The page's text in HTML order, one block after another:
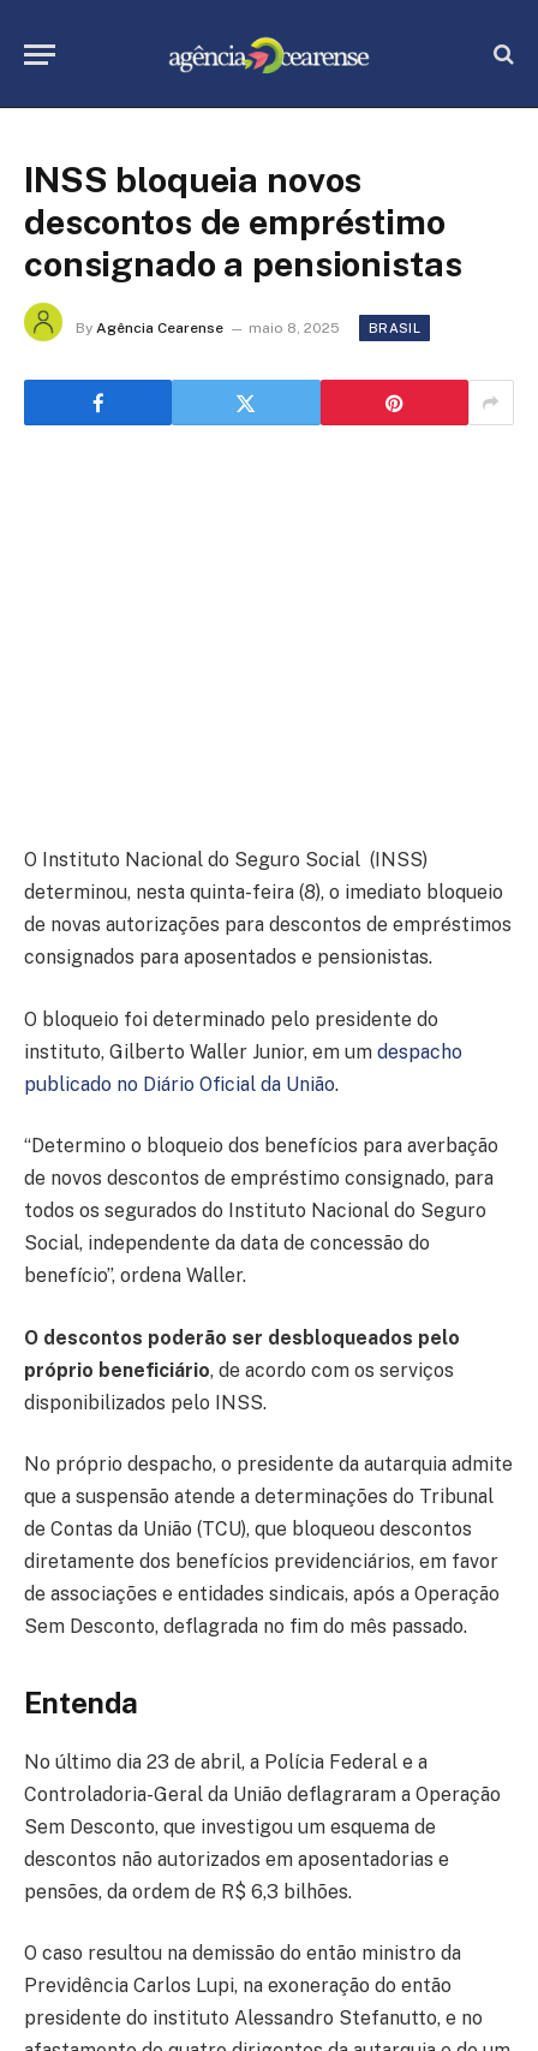
INSS bloqueia novos
descontos de empréstimo
consignado a pensionistas
By Agência Cearense maio 8, 2025 BRASIL
O Instituto Nacional do Seguro Social (INSS)
determinou, nesta quinta-feira (8), o imediato bloqueio
de novas autorizações para descontos de empréstimos
consignados para aposentados e pensionistas.
O bloqueio foi determinado pelo presidente do
instituto, Gilberto Waller Junior, em um despacho
publicado no Diário Oficial da União.
“Determino o bloqueio dos benefícios para averbação
de novos descontos de empréstimo consignado, para
todos os segurados do Instituto Nacional do Seguro
Social, independente da data de concessão do
benefício”, ordena Waller.
O descontos poderão ser desbloqueados pelo
próprio beneficiário, de acordo com os serviços
disponibilizados pelo INSS.
No próprio despacho, o presidente da autarquia admite
que a suspensão atende a determinações do Tribunal
de Contas da União (TCU), que bloqueou descontos
diretamente dos benefícios previdenciários, em favor
de associações e entidades sindicais, após a Operação
Sem Desconto, deflagrada no fim do mês passado.
Entenda
No último dia 23 de abril, a Polícia Federal e a
Controladoria-Geral da União deflagraram a Operação
Sem Desconto, que investigou um esquema de
descontos não autorizados em aposentadorias e
pensões, da ordem de R$ 6,3 bilhões.
O caso resultou na demissão do então ministro da
Previdência Carlos Lupi, na exoneração do então
presidente do instituto Alessandro Stefanutto, e no